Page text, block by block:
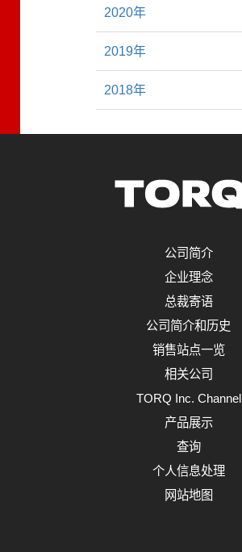
2020年
2019年
2018年
公司简介
企业理念
总裁寄语
公司简介和历史
销售站点一览
相关公司
TORQ Inc. Channel
产品展示
查询
个人信息处理
网站地图